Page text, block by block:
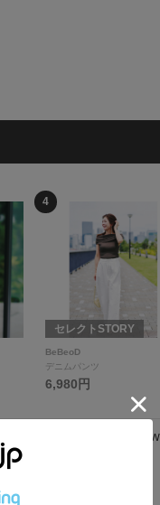
4
セレクトSTORY
BeBeoD
デニムパンツ
6,980円